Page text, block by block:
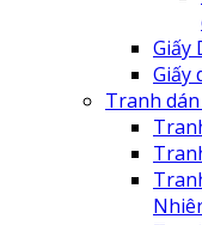
Giấy
Giấy
Tranh